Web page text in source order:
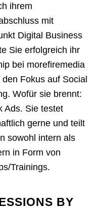
ihrem
mit
Digital Business
Sie erfolgreich ihr
bei morefiremedia
den Fokus auf Social
Wofür sie brennt:
Ads. Sie testet
gerne und teilt
sowohl intern als
in Form von
Trainings.
BY